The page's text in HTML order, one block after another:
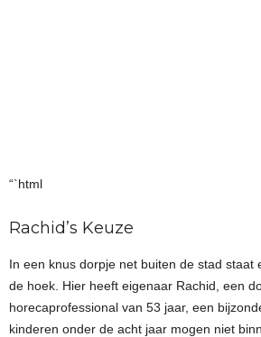
“`html
Rachid’s Keuze
In een knus dorpje net buiten de stad staat
de hoek. Hier heeft eigenaar Rachid, een
horecaprofessional van 53 jaar, een
kinderen onder de acht jaar mogen niet